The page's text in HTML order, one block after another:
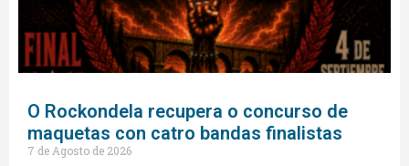
O Rockondela recupera o concurso de
maquetas con catro bandas finalistas
7 de Agosto de 2026